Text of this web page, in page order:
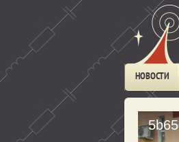
НОВОСТИ